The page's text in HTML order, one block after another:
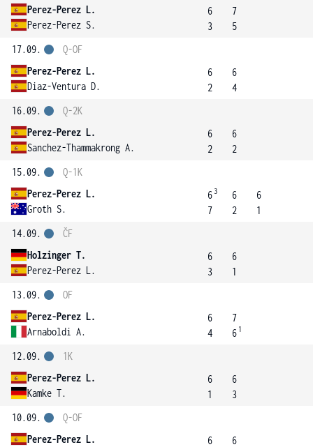
Perez-Perez L.
Perez-Perez S.
6
3
7
5
17.09.
Perez-Perez L.
Diaz-Ventura D.
Q-OF
6
2
6
4
16.09.
Perez-Perez L.
Sanchez-Thammakrong A.
Q-2K
6
2
6
2
15.09.
Perez-Perez L.
Groth S.
Q-1K
6 3
7
6
2
6
1
14.09.
Holzinger T.
Perez-Perez L.
ČF
6
3
6
1
13.09.
Perez-Perez L.
Arnaboldi A.
OF
6
4
7
6 1
12.09.
Perez-Perez L.
Kamke T.
1K
6
1
6
3
10.09.
Perez-Perez L.
Q-OF
6
6